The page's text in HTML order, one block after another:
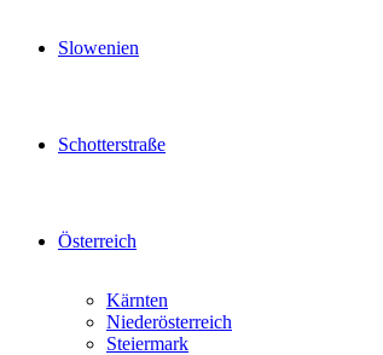
Slowenien
Schotterstraße
Österreich
Kärnten
Niederösterreich
Steiermark